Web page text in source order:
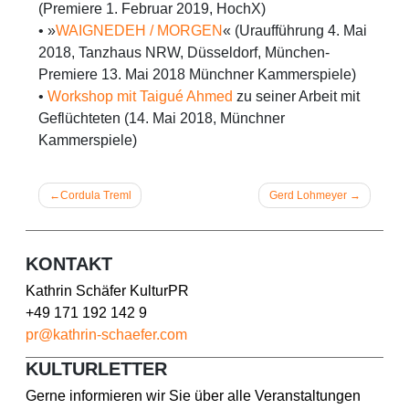
(Premiere 1. Februar 2019, HochX)
• »WAIGNEDEH / MORGEN« (Uraufführung 4. Mai
2018, Tanzhaus NRW, Düsseldorf, München-
Premiere 13. Mai 2018 Münchner Kammerspiele)
• Workshop mit Taigué Ahmed zu seiner Arbeit mit
Geflüchteten (14. Mai 2018, Münchner
Kammerspiele)
Beitragsnavigation
Cordula Treml Gerd Lohmeyer
KONTAKT
Kathrin Schäfer KulturPR
+49 171 192 142 9
pr@kathrin-schaefer.com
KULTURLETTER
Gerne informieren wir Sie über alle Veranstaltungen